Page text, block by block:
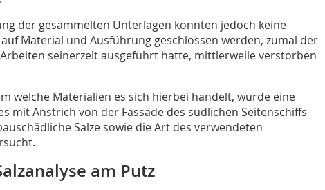
der gesammelten Unterlagen konnten jedoch keine
Material und Ausführung geschlossen werden, zumal der
seinerzeit ausgeführt hatte, mittlerweile verstorben
welche Materialien es sich hierbei handelt, wurde eine
mit Anstrich von der Fassade des südlichen Seitenschiffs
Salze sowie die Art des verwendeten
am Putz